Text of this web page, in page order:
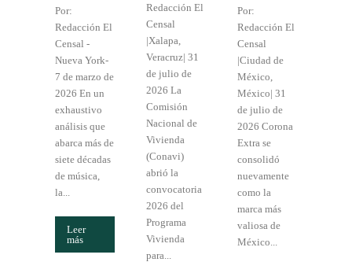
Por:
Redacción El
Censal -
Nueva York-
7 de marzo de
2026 En un
exhaustivo
análisis que
abarca más de
siete décadas
de música,
la...
Leer
más
Redacción El
Censal
|Xalapa,
Veracruz| 31
de julio de
2026 La
Comisión
Nacional de
Vivienda
(Conavi)
abrió la
convocatoria
2026 del
Programa
Vivienda
para...
Por:
Redacción El
Censal
|Ciudad de
México,
México| 31
de julio de
2026 Corona
Extra se
consolidó
nuevamente
como la
marca más
valiosa de
México...